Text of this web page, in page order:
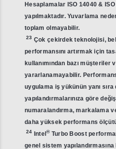
Hesaplamalar ISO 14040 &
yapılmaktadır. Yuvarlama
toplam olmayabilir.
23 Çok çekirdek teknolojisi,
performansını artırmak için
kullanımından bazı müşteriler
yararlanamayabilir.
uygulama iş yükünün yanı sıra
yapılandırmalarınıza göre
numaralandırma, markalama
daha yüksek performans
24 Intel®Turbo Boost
genel sistem